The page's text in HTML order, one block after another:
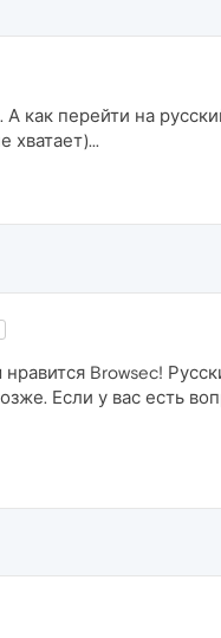
как перейти на
хватает)...
Browsec!
Если у вас есть